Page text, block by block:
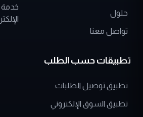
حلول
تواصل معنا
خدمة
تطبيقات حسب الطلب
تطبيق توصيل الطلبات
تطبيق السوق الإلكتروني